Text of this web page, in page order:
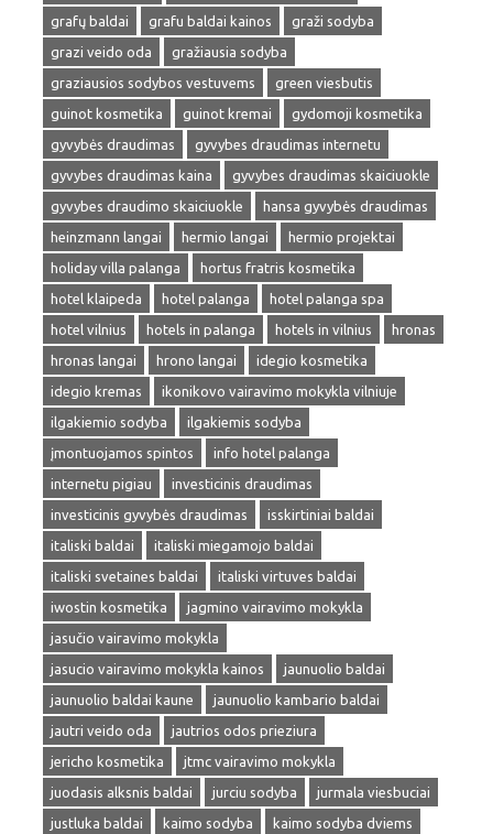
grafų baldai
grafu baldai kainos
graži sodyba
grazi veido oda
gražiausia sodyba
graziausios sodybos vestuvems
green viesbutis
guinot kosmetika
guinot kremai
gydomoji kosmetika
gyvybės draudimas
gyvybes draudimas internetu
gyvybes draudimas kaina
gyvybes draudimas skaiciuokle
gyvybes draudimo skaiciuokle
hansa gyvybės draudimas
heinzmann langai
hermio langai
hermio projektai
holiday villa palanga
hortus fratris kosmetika
hotel klaipeda
hotel palanga
hotel palanga spa
hotel vilnius
hotels in palanga hotels in vilnius
hronas
hronas langai
hrono langai
idegio kosmetika
idegio kremas
ikonikovo vairavimo mokykla vilniuje
ilgakiemio sodyba
ilgakiemis sodyba
įmontuojamos spintos
info hotel palanga
internetu pigiau
investicinis draudimas
investicinis gyvybės draudimas
isskirtiniai baldai
italiski baldai
italiski miegamojo baldai
italiski svetaines baldai
italiski virtuves baldai
iwostin kosmetika
jagmino vairavimo mokykla
jasučio vairavimo mokykla
jasucio vairavimo mokykla kainos
jaunuolio baldai
jaunuolio baldai kaune
jaunuolio kambario baldai
jautri veido oda
jautrios odos prieziura
jericho kosmetika
jtmc vairavimo mokykla
juodasis alksnis baldai
jurciu sodyba
jurmala viesbuciai
justluka baldai
kaimo sodyba
kaimo sodyba dviems